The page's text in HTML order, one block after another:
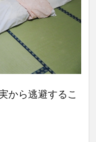
から逃避するこ